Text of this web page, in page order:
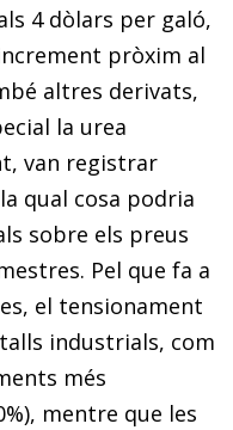
4 dòlars per galó,
pròxim al
altres derivats,
la urea
van registrar
qual cosa podria
sobre els preus
Pel que fa a
el tensionament
industrials, com
més
mentre que les